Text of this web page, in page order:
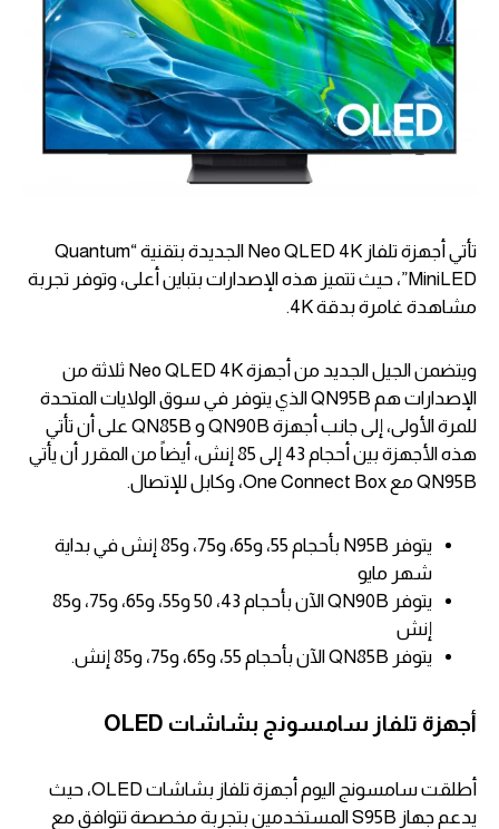
تأتي أجهزة تلفاز Neo QLED 4K الجديدة بتقنية “Quantum
MiniLED”، حيث تتميز هذه الإصدارات بتباين أعلى، وتوفر تجربة
مشاهدة غامرة بدقة 4K.
ويتضمن الجيل الجديد من أجهزة Neo QLED 4K ثلاثة من
الإصدارات هم QN95B الذي يتوفر في سوق الولايات المتحدة
للمرة الأولى، إلى جانب أجهزة QN90B و QN85B على أن تأتي
هذه الأجهزة بين أحجام 43 إلى 85 إنش، أيضاً من المقرر أن يأتي
QN95B مع One Connect Box، وكابل للإتصال.
يتوفر N95B بأحجام 55، و65، و75، و85 إنش في بداية
شهر مايو
يتوفر QN90B الآن بأحجام 43، 50 و55، و65، و75، و85
إنش
يتوفر QN85B الآن بأحجام 55، و65، و75، و85 إنش.
أجهزة تلفاز سامسونج بشاشات OLED
أطلقت سامسونج اليوم أجهزة تلفاز بشاشات OLED، حيث
يدعم جهاز S95B المستخدمين بتجربة مخصصة تتوافق مع